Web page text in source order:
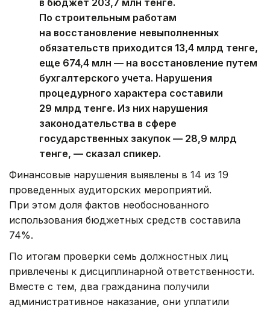
в бюджет 203,7 млн тенге.
По строительным работам
на восстановление невыполненных
обязательств приходится 13,4 млрд тенге,
еще 674,4 млн — на восстановление путем
бухгалтерского учета. Нарушения
процедурного характера составили
29 млрд тенге. Из них нарушения
законодательства в сфере
государственных закупок — 28,9 млрд
тенге, — сказал спикер.
Финансовые нарушения выявлены в 14 из 19
проведенных аудиторских мероприятий.
При этом доля фактов необоснованного
использования бюджетных средств составила
74%.
По итогам проверки семь должностных лиц
привлечены к дисциплинарной ответственности.
Вместе с тем, два гражданина получили
административное наказание, они уплатили